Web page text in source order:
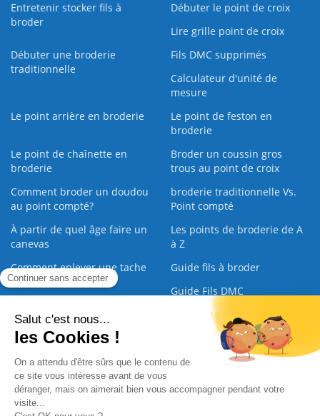
Entretenir stocker fils à
broder
Débuter le point de croix
Lire grille point de croix
Débuter une broderie
traditionnelle
Fils DMC supprimés
Calculateur d'unité de
mesure
Le point arrière en broderie
Le point de feston en
broderie
Le point de chaînette en
broderie
Broder un coussin gros
trous au point de croix
Comment broder un doudou
au point compté?
broderie traditionnelle Vs.
Point compté
À partir de quel âge faire un
canevas
Les points de broderie de A
à Z
Comment enlever une tache
sur une broderie
Guide fils à broder
Guide Fils DMC
Guide de la Broderie
Commande Papier | Qui sommes nous | Nous contacter |